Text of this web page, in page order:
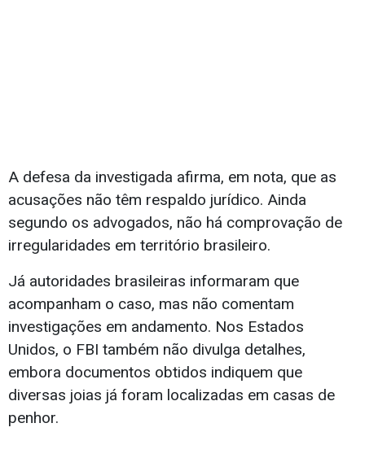
A defesa da investigada afirma, em nota, que as
acusações não têm respaldo jurídico. Ainda
segundo os advogados, não há comprovação de
irregularidades em território brasileiro.
Já autoridades brasileiras informaram que
acompanham o caso, mas não comentam
investigações em andamento. Nos Estados
Unidos, o FBI também não divulga detalhes,
embora documentos obtidos indiquem que
diversas joias já foram localizadas em casas de
penhor.